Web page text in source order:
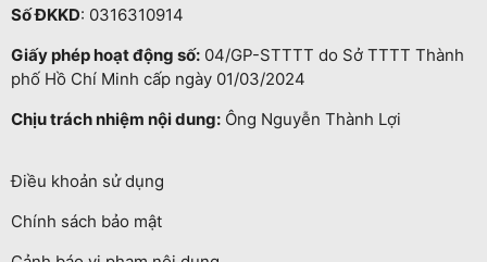
Số ĐKKD: 0316310914
Giấy phép hoạt động số: 04/GP-STTTT do Sở TTTT Thành
phố Hồ Chí Minh cấp ngày 01/03/2024
Chịu trách nhiệm nội dung: Ông Nguyễn Thành Lợi
Điều khoản sử dụng
Chính sách bảo mật